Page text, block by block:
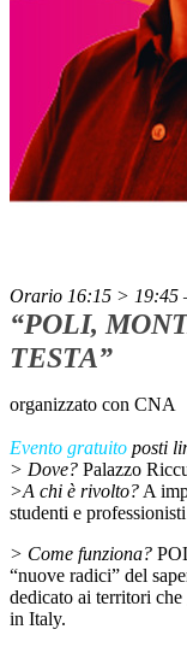
Orario 16:15 > 19:45
“POLI,
TESTA”
organizzato con CNA
Evento gratuito posti
> Dove? Palazzo
>A chi è rivolto? A
studenti e
> Come funziona?
“nuove radici” del
dedicato ai territori
in Italy.